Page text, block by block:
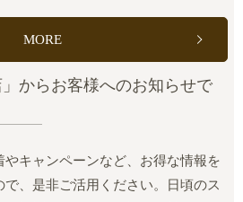
MORE
」からお客様へのお知らせで
やキャンペーンなど、お得な情報を
で、是非ご活用ください。日頃のス